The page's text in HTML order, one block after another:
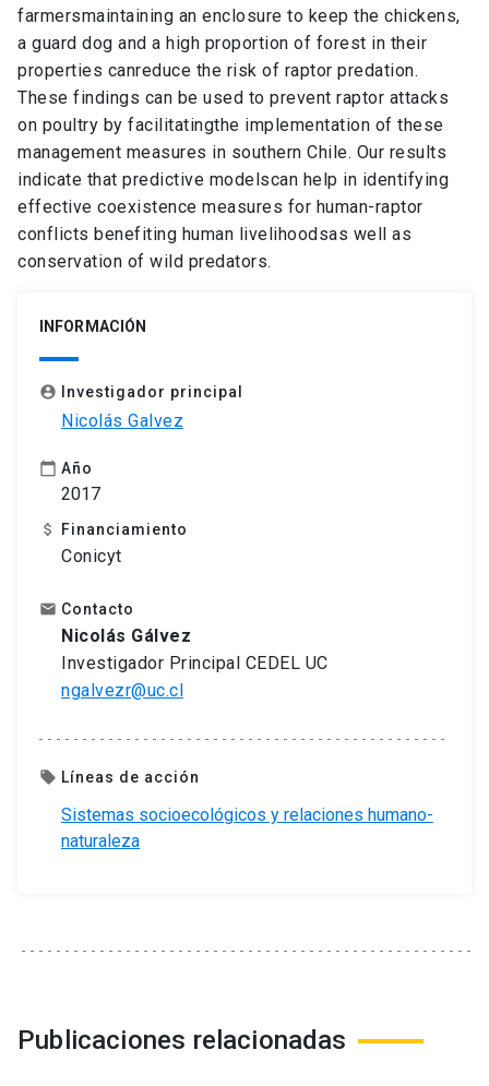
farmersmaintaining an enclosure to keep the chickens,
a guard dog and a high proportion of forest in their
properties canreduce the risk of raptor predation.
These findings can be used to prevent raptor attacks
on poultry by facilitatingthe implementation of these
management measures in southern Chile. Our results
indicate that predictive modelscan help in identifying
effective coexistence measures for human-raptor
conflicts benefiting human livelihoodsas well as
conservation of wild predators.
INFORMACIÓN
account_circle Investigador principal
Nicolás Galvez
calendar_today Año
2017
attach_money Financiamiento
Conicyt
email Contacto
Nicolás Gálvez
Investigador Principal CEDEL UC
ngalvezr@uc.cl
local_offer Líneas de acción
Sistemas socioecológicos y relaciones humano-
naturaleza
Publicaciones relacionadas